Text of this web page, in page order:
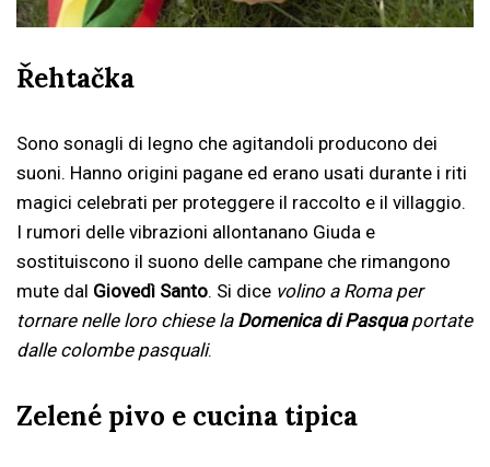
Řehtačka
Sono sonagli di legno che agitandoli producono dei
suoni. Hanno origini pagane ed erano usati durante i riti
magici celebrati per proteggere il raccolto e il villaggio.
I rumori delle vibrazioni allontanano Giuda e
sostituiscono il suono delle campane che rimangono
mute dal Giovedì Santo. Si dice volino a Roma per
tornare nelle loro chiese la Domenica di Pasquaportate
dalle colombe pasquali.
Zelené pivo e cucina tipica